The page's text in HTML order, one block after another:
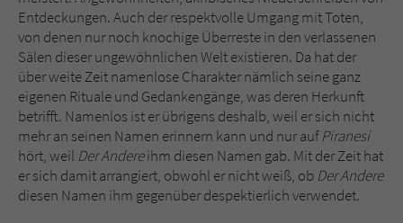
Entdeckungen. Auch der respektvolle Umgang mit Toten,
von denen nur noch knochige Überreste in den verlassenen
Sälen dieser ungewöhnlichen Welt existieren. Da hat der
über weite Zeit namenlose Charakter nämlich seine ganz
eigenen Rituale und Gedankengänge, was deren Herkunft
betrifft. Namenlos ist er übrigens deshalb, weil er sich nicht
mehr an seinen Namen erinnern kann und nur aufPiranesi
hört, weil Der Andereihm diesen Namen gab. Mit der Zeit hat
er sich damit arrangiert, obwohl er nicht weiß, ob Der Andere
diesen Namen ihm gegenüber despektierlich verwendet.